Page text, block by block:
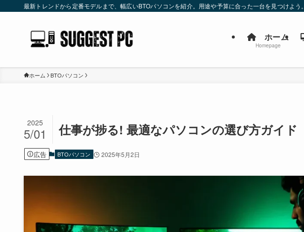
最新トレンドから定番モデルまで、幅広いBTOパソコンを紹介。用途や予算に合った一台を見つけよう。
ホーム
Homepage
ホーム BTOパソコン
仕事が捗る! 最適なパソコンの選び方ガイド
2025
5/01
広告 BTOパソコン 2025年5月2日